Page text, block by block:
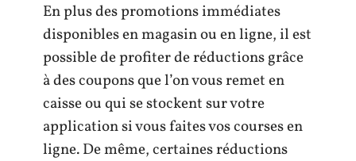
En plus des promotions immédiates
disponibles en magasin ou en ligne, il est
possible de profiter de réductions grâce
à des coupons que l’on vous remet en
caisse ou qui se stockent sur votre
application si vous faites vos courses en
ligne. De même, certaines réductions